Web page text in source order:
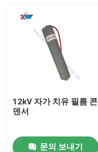
12kV 자가 치유 필름 콘
덴서
문의 보내기